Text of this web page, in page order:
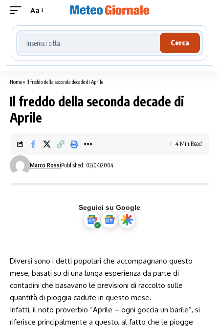
Aa
Cerca località meteo
Cerca
Home» Il freddo della seconda decade di Aprile
Il freddo della seconda decade di
Aprile
Marco RossiPublished: 02/04/2004
4 Min Read
Seguici su Google
Diversi sono i detti popolari che accompagnano questo
mese, basati su di una lunga esperienza da parte di
contadini che basavano le previsioni di raccolto sulle
quantità di pioggia cadute in questo mese.
Infatti, il noto proverbio “Aprile – ogni goccia un barile”, si
riferisce principalmente a questo, al fatto che le piogge